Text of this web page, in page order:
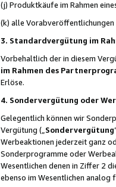
(j) Produktkäufe im Rahmen
(k) alle
3. Standardvergütung im
Vorbehaltlich der in diesem
im Rahmen des
Erlöse.
4. Sondervergütung oder
Gelegentlich können wir
Vergütung („ Sondervergütung
Werbeaktionen jederzeit ganz
Sonderprogramme oder
Wesentlichen denen in Ziffer 2
ebenso im Wesentlichen